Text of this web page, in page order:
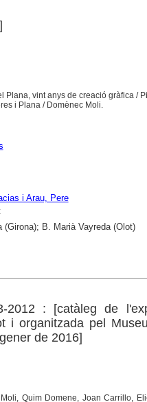
vint anys de creació gràfica /
i Plana / Domènec Moli.
i Arau, Pere
B. Marià Vayreda (Olot)
: [catàleg de
i organitzada pel
de 2016]
Quim Domene, Joan Carrillo,